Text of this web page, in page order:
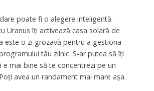
poate fi o alegere inteligentă.
Uranus îți activează casa solară de
este o zi grozavă pentru a gestiona
tău zilnic. S-ar putea să îți
e mai bine să te concentrezi pe un
avea un randament mai mare așa.